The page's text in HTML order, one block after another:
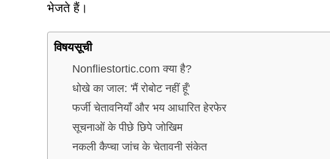
भेजते हैं।
विषयसूची
Nonfliestortic.com क्या है?
धोखे का जाल: 'मैं रोबोट नहीं हूँ'
फर्जी चेतावनियाँ और भय आधारित हेरफेर
सूचनाओं के पीछे छिपे जोखिम
नकली कैप्चा जांच के चेतावनी संकेत